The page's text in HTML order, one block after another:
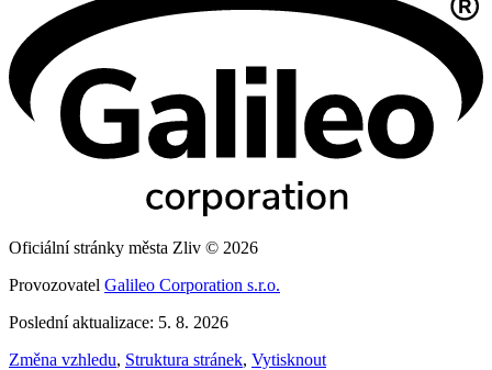
Oficiální stránky města Zliv © 2026
Provozovatel Galileo Corporation s.r.o.
Poslední aktualizace: 5. 8. 2026
Změna vzhledu, Struktura stránek, Vytisknout